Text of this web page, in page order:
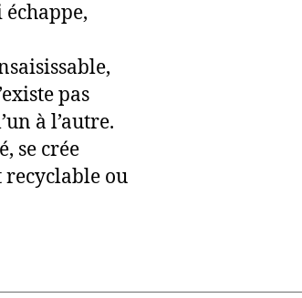
échappe,
pas
à l’autre.
se crée
ou